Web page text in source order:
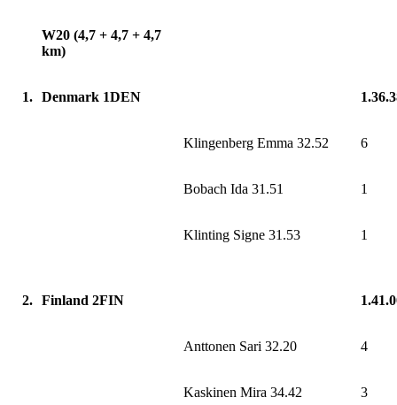
W20 (4,7 + 4,7 + 4,7
km)
1. Denmark 1DEN
Klingenberg Emma 32.52 6
Bobach Ida 31.51 1
Klinting Signe 31.53 1
2. Finland 2FIN
Anttonen Sari 32.20 4
Kaskinen Mira 34.42 3